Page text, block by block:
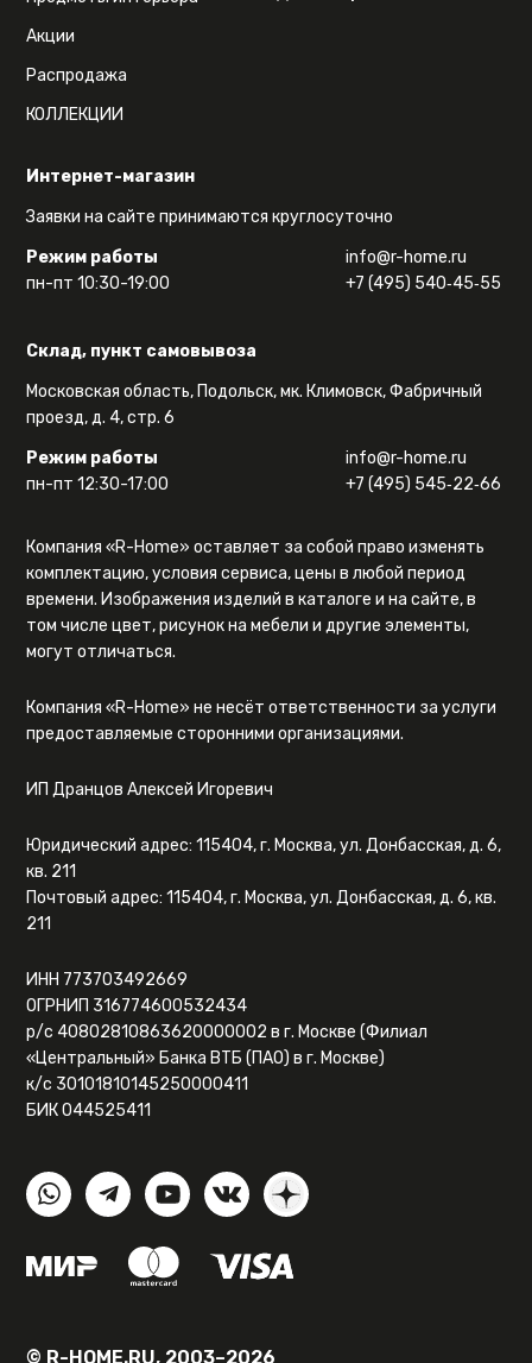
Интернет-магазин
Заявки на сайте принимаются круглосуточно
Режим работы
пн-пт 10:30-19:00
info@r-home.ru
+7 (495) 540‑45‑55
Склад, пункт самовывоза
Московская область, Подольск, мк. Климовск, Фабричный
проезд, д. 4, стр. 6
Режим работы
пн-пт 12:30-17:00
info@r-home.ru
+7 (495) 545‑22‑66
Акции
Распродажа
КОЛЛЕКЦИИ
Компания «R-Home» оставляет за собой право изменять
комплектацию, условия сервиса, цены в любой период
времени. Изображения изделий в каталоге и на сайте, в
том числе цвет, рисунок на мебели и другие элементы,
могут отличаться.
Компания «R-Home» не несёт ответственности за услуги
предоставляемые сторонними организациями.
ИП Дранцов Алексей Игоревич
Юридический адрес: 115404, г. Москва, ул. Донбасская, д. 6,
кв. 211
Почтовый адрес: 115404, г. Москва, ул. Донбасская, д. 6, кв.
211
ИНН 773703492669
ОГРНИП 316774600532434
р/с 40802810863620000002 в г. Москве (Филиал
«Центральный» Банка ВТБ (ПАО) в г. Москве)
к/с 30101810145250000411
БИК 044525411
© R-HOME.RU, 2003–2026